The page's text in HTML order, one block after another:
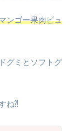
ンゴー果肉ピュ
グミとソフトグ
ね⁈